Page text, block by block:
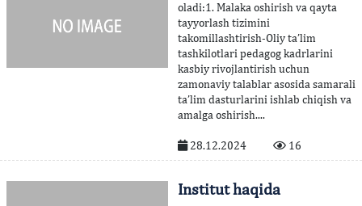
oladi:1. Malaka oshirish va qayta
tayyorlash tizimini
takomillashtirish-Oliy ta’lim
tashkilotlari pedagog kadrlarini
kasbiy rivojlantirish uchun
zamonaviy talablar asosida samarali
ta’lim dasturlarini ishlab chiqish va
amalga oshirish....
28.12.2024 16
Institut haqida